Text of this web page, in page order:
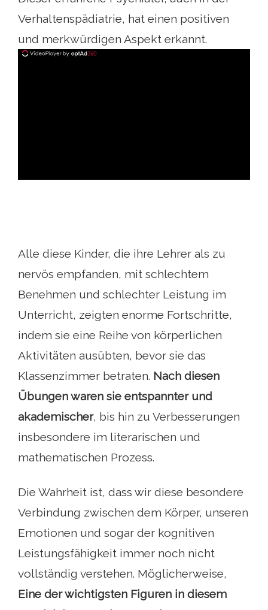
Verhaltenspädiatrie, hat einen positiven
und merkwürdigen Aspekt erkannt.
Alle diese Kinder, die ihre Lehrer als zu
nervös empfanden, mit schlechtem
Benehmen und schlechter Leistung im
Unterricht, zeigten enorme Fortschritte,
indem sie eine Reihe von körperlichen
Aktivitäten ausübten, bevor sie das
Klassenzimmer betraten. Nach diesen
Übungen waren sie entspannter und
akademischer, bis hin zu Verbesserungen
insbesondere im literarischen und
mathematischen Prozess.
Die Wahrheit ist, dass wir diese besondere
Verbindung zwischen dem Körper, unseren
Emotionen und sogar der kognitiven
Leistungsfähigkeit immer noch nicht
vollständig verstehen. Möglicherweise,
Eine der wichtigsten Figuren in diesem